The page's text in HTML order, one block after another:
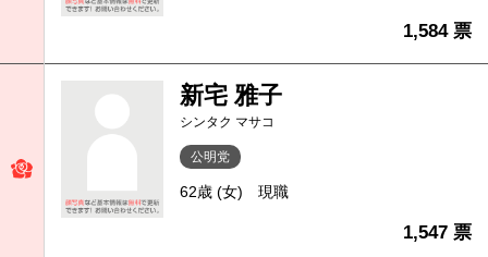
1,584 票
新宅 雅子
シンタク マサコ
公明党
62歳 (女) 現職
1,547 票